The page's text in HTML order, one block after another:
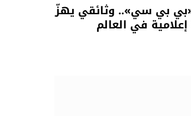
بي سي».. وثائقي يهزّ
في العالم